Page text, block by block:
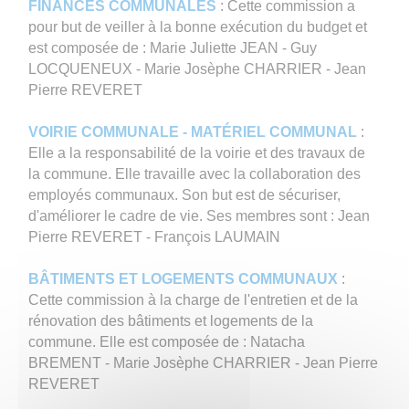
FINANCES COMMUNALES : Cette commission a
pour but de veiller à la bonne exécution du budget et
est composée de : Marie Juliette JEAN - Guy
LOCQUENEUX - Marie Josèphe CHARRIER - Jean
Pierre REVERET
VOIRIE COMMUNALE - MATÉRIEL COMMUNAL :
Elle a la responsabilité de la voirie et des travaux de
la commune. Elle travaille avec la collaboration des
employés communaux. Son but est de sécuriser,
d'améliorer le cadre de vie. Ses membres sont : Jean
Pierre REVERET - François LAUMAIN
BÂTIMENTS ET LOGEMENTS COMMUNAUX :
Cette commission à la charge de l'entretien et de la
rénovation des bâtiments et logements de la
commune. Elle est composée de : Natacha
BREMENT - Marie Josèphe CHARRIER - Jean Pierre
REVERET